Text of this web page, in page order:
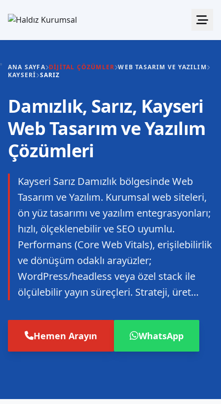
ANA SAYFA DIJITAL ÇÖZÜMLER WEB TASARIM VE YAZILIM
KAYSERI SARIZ
Damızlık, Sarız, Kayseri
Web Tasarım ve Yazılım
Çözümleri
Kayseri Sarız Damızlık bölgesinde Web
Tasarım ve Yazılım. Kurumsal web siteleri,
ön yüz tasarımı ve yazılım entegrasyonları;
hızlı, ölçeklenebilir ve SEO uyumlu.
Performans (Core Web Vitals), erişilebilirlik
ve dönüşüm odaklı arayüzler;
WordPress/headless veya özel stack ile
ölçülebilir yayın süreçleri. Strateji, üret…
Hemen Arayın WhatsApp